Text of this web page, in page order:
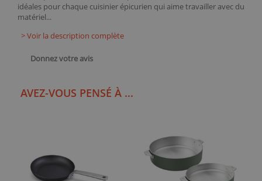
idéales pour chaque cuisinier épicurien qui aime travailler avec du
matériel...
> Voir la description complète
Donnez votre avis
AVEZ-VOUS PENSÉ À ...